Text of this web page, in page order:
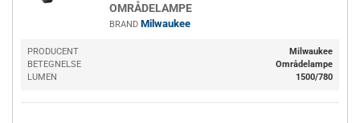
OMRÅDELAMPE
BRAND Milwaukee
PRODUCENT
Milwaukee
BETEGNELSE
Områdelampe
LUMEN
1500/780